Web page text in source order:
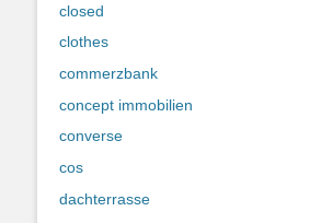
closed
clothes
commerzbank
concept immobilien
converse
cos
dachterrasse